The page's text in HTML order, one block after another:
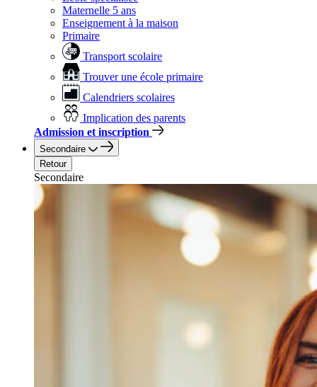
Maternelle 5 ans
Enseignement à la maison
Primaire
Transport scolaire
Trouver une école primaire
Calendriers scolaires
Implication des parents
Admission et inscription
Secondaire
Retour
Secondaire